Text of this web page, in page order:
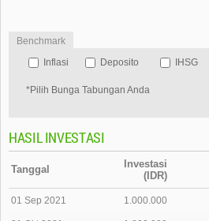
Benchmark
Inflasi
Deposito IHSG
*Pilih Bunga Tabungan Anda
HASIL INVESTASI
Tanggal
Investasi
(IDR)
01 Sep 2021 1.000.000